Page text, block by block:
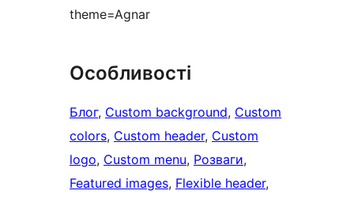
theme=Agnar
Особливості
Блог, Custom background, Custom
colors, Custom header, Custom
logo, Custom menu, Розваги
Featured images, Flexible header